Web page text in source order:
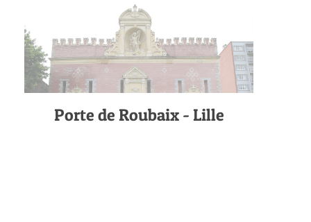
Porte de Roubaix - Lille